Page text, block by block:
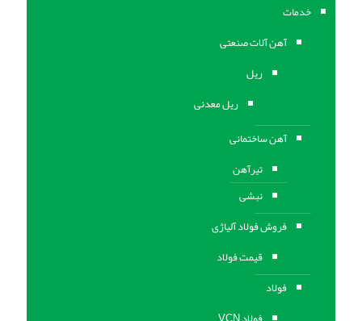
خدمات
آهن آلات صنعتی
ریل
ریل معدنی
آهن ساختمانی
تیرآهن
نبشی
فروش فولاد آلیاژی
قیمت فولاد
فولاد